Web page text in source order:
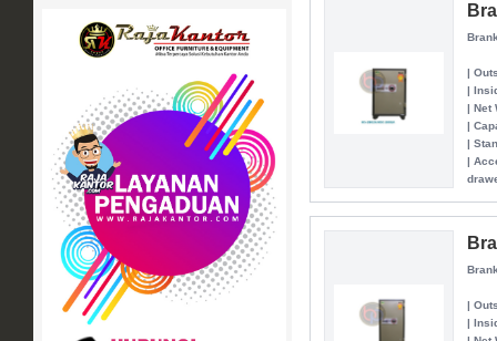
Mobile File / Roll O Pack
Movitex
Paper Cutter
Partisi Kantor
Promo
+ Rak Serbaguna
+ Ranjang Besi
+ Sofa Kantor
+ Springbed
White Board / Papan Tulis
|
|
| Net
|
|
|
|
|